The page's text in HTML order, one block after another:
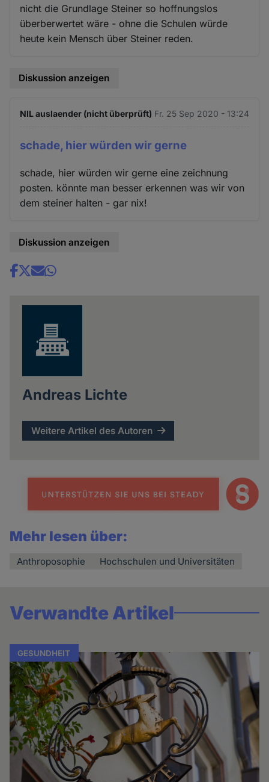
nicht die Grundlage Steiner so hoffnungslos
überberwertet wäre - ohne die Schulen würde
heute kein Mensch über Steiner reden.
Diskussion anzeigen
NIL auslaender (nicht überprüft) Fr. 25 Sep 2020 - 13:24
schade, hier würden wir gerne
schade, hier würden wir gerne eine zeichnung
posten. könnte man besser erkennen was wir von
dem steiner halten - gar nix!
Diskussion anzeigen
Share
Andreas Lichte
Weitere Artikel des Autoren
Mehr lesen über:
Anthroposophie Hochschulen und Universitäten
Verwandte Artikel
GESUNDHEIT